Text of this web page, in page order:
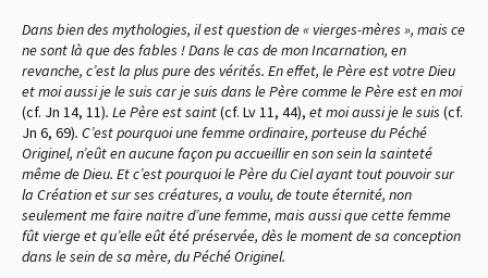
Dans bien des mythologies, il est question de « vierges-mères », mais ce
ne sont là que des fables ! Dans le cas de mon Incarnation, en
revanche, c’est la plus pure des vérités. En effet, le Père est votre Dieu
et moi aussi je le suis car je suis dans le Père comme le Père est en moi
(cf. Jn 14, 11). Le Père est saint(cf. Lv 11, 44), et moi aussi je le suis (cf.
Jn 6, 69). C’est pourquoi une femme ordinaire, porteuse du Péché
Originel, n’eût en aucune façon pu accueillir en son sein la sainteté
même de Dieu. Et c’est pourquoi le Père du Ciel ayant tout pouvoir sur
la Création et sur ses créatures, a voulu, de toute éternité, non
seulement me faire naitre d’une femme, mais aussi que cette femme
fût vierge et qu’elle eût été préservée, dès le moment de sa conception
dans le sein de sa mère, du Péché Originel.